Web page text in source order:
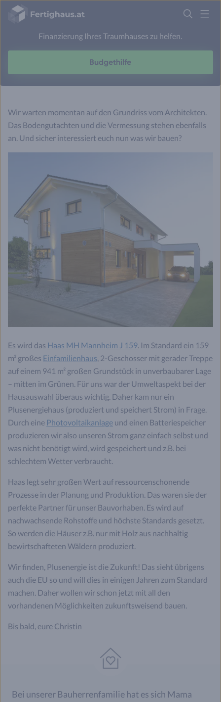
Fertighaus
Logo
Anmelden
Wir haben verschiedene Möglichkeiten Ihnen bei der
Finanzierung Ihres Traumhauses zu helfen.
Budgethilfe
Wir warten momentan auf den Grundriss vom Architekten.
Das Bodengutachten und die Vermessung stehen ebenfalls
an. Und sicher interessiert euch nun was wir bauen?
Es wird das Haas MH Mannheim J 159. Im Standard ein 159
m² großes Einfamilienhaus, 2-Geschosser mit gerader Treppe
auf einem 941 m² großen Grundstück in unverbaubarer Lage
– mitten im Grünen. Für uns war der Umweltaspekt bei der
Hausauswahl überaus wichtig. Daher kam nur ein
Plusenergiehaus (produziert und speichert Strom) in Frage.
Durch eine Photovoltaikanlage und einen Batteriespeicher
produzieren wir also unseren Strom ganz einfach selbst und
was nicht benötigt wird, wird gespeichert und z.B. bei
schlechtem Wetter verbraucht.
Haas legt sehr großen Wert auf ressourcenschonende
Prozesse in der Planung und Produktion. Das waren sie der
perfekte Partner für unser Bauvorhaben. Es wird auf
nachwachsende Rohstoffe und höchste Standards gesetzt.
So werden die Häuser z.B. nur mit Holz aus nachhaltig
bewirtschafteten Wäldern produziert.
Wir finden, Plusenergie ist die Zukunft! Das sieht übrigens
auch die EU so und will dies in einigen Jahren zum Standard
machen. Daher wollen wir schon jetzt mit all den
vorhandenen Möglichkeiten zukunftsweisend bauen.
Bis bald, eure Christin
Bei unserer Bauherrenfamilie hat es sich Mama